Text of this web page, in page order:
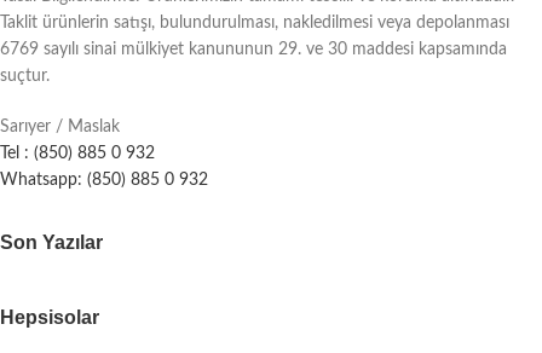
Taklit ürünlerin satışı, bulundurulması, nakledilmesi veya depolanması
6769 sayılı sinai mülkiyet kanununun 29. ve 30 maddesi kapsamında
suçtur.
Sarıyer / Maslak
Tel : (850) 885 0 932
Whatsapp: (850) 885 0 932
Son Yazılar
Hepsisolar